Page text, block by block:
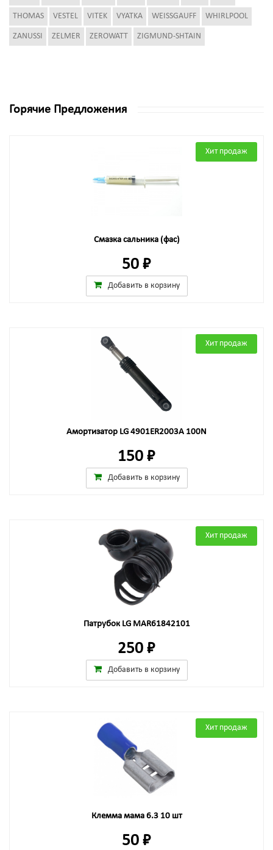
THOMAS VESTEL VITEK VYATKA WEISSGAUFF WHIRLPOOL
ZANUSSI ZELMER ZEROWATT ZIGMUND-SHTAIN
Горячие Предложения
Хит продаж
Смазка сальника (фас)
50 ₽
Добавить в корзину
Хит продаж
Амортизатор LG 4901ER2003A 100N
150 ₽
Добавить в корзину
Хит продаж
Патрубок LG MAR61842101
250 ₽
Добавить в корзину
Хит продаж
Клемма мама 6.3 10 шт
50 ₽